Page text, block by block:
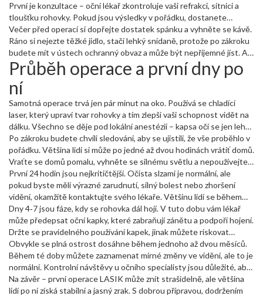
První je konzultace – oční lékař zkontroluje vaši refrakci, sítnici a
tloušťku rohovky. Pokud jsou výsledky v pořádku, dostanete
souhlas a pár instrukcí. Mezi nejčastější patří:zrušte nošení
kontaktních čočekalespoň týden před operací (rádiofrekvenční
čočky jsou výjimečné, ale vždy se řiďte radou lékaře). Dále se
vyhýbejte alkoholu a silným lékům na ředění krve – ty mohou
prodloužit dobu hojení.
Večer před operací si dopřejte dostatek spánku a vyhněte se kávě.
Ráno si nejezte těžké jídlo, stačí lehký snídaně, protože po zákroku
budete mít v ústech ochranný obvaz a může být nepříjemné jíst. A
nezapomeňte si přibalit brýle na čtení – oči po LASIKu na chvíli
ztrácejí ostrost na blízko.
Průběh operace a první dny po
ní
Samotná operace trvá jen pár minut na oko. Používá se chladící
laser, který upraví tvar rohovky a tím zlepší vaši schopnost vidět na
dálku. Všechno se děje pod lokální anestézií – kapsa očí se jen lehce
znecitliví, takže bolest by se vám neměla vůbec projevit.
Po zákroku budete chvíli sledováni, aby se ujistili, že vše proběhlo v
pořádku. Většina lidí si může po jedné až dvou hodinách vrátiť domů.
Vraťte se domů pomalu, vyhněte se silnému světlu a nepoužívejte
make‑up na oči.
První 24 hodin jsou nejkritičtější. Očista slzami je normální, ale
pokud byste měli výrazné zarudnutí, silný bolest nebo zhoršení
vidění, okamžitě kontaktujte svého lékaře. Většinu lidí se během
dvou až tří dní cítí lepší a mohou se vrátit k lehké aktivitě – chůze,
práce u počítače, ale ne sportovní zátěž.
Dny 4‑7 jsou fáze, kdy se rohovka dál hojí. V tuto dobu vám lékař
může předepsat oční kapky, které zabraňují zánětu a podpoří hojení.
Držte se pravidelného používání kapek, jinak můžete riskovat
komplikace.
Obvykle se plná ostrost dosáhne během jednoho až dvou měsíců.
Během té doby můžete zaznamenat mírné změny ve vidění, ale to je
normální. Kontrolní návštěvy u očního specialisty jsou důležité, aby
byl sledován průběh a případně doplněny korekční brýle nebo
kontakty.
Na závěr – první operace LASIK může znít strašidelně, ale většina
lidí po ní získá stabilní a jasný zrak. S dobrou přípravou, dodržením